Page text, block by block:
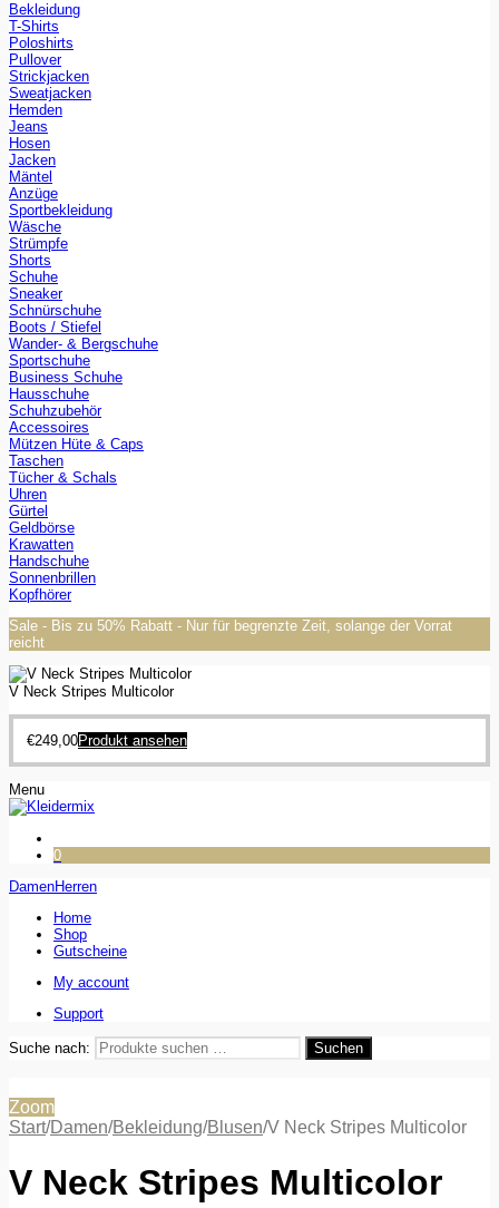
Bekleidung
T-Shirts
Poloshirts
Pullover
Strickjacken
Sweatjacken
Hemden
Jeans
Hosen
Jacken
Mäntel
Anzüge
Sportbekleidung
Wäsche
Strümpfe
Shorts
Schuhe
Sneaker
Schnürschuhe
Boots / Stiefel
Wander- & Bergschuhe
Sportschuhe
Business Schuhe
Hausschuhe
Schuhzubehör
Accessoires
Mützen Hüte & Caps
Taschen
Tücher & Schals
Uhren
Gürtel
Geldbörse
Krawatten
Handschuhe
Sonnenbrillen
Kopfhörer
Sale - Bis zu 50% Rabatt - Nur für begrenzte Zeit, solange der Vorrat
reicht
V Neck Stripes Multicolor
€249,00Produkt ansehen
Menu
0
DamenHerren
Home
Shop
Gutscheine
My account
Support
Suche nach: Suchen
Zoom
Start/Damen/Bekleidung/Blusen/V Neck Stripes Multicolor
V Neck Stripes Multicolor